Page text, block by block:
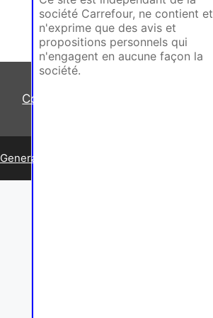
société Carrefour, ne contient et
n'exprime que des avis et
propositions personnels qui
n'engagent en aucune façon la
société.
Contact
GeneratePress